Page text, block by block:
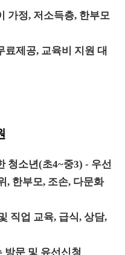
가정, 저소득층, 한부모
료제공, 교육비 지원 대
청소년(초4~중3) - 우선
, 한부모, 조손, 다문화
직업 교육, 급식, 상담,
방문 및 유선신청